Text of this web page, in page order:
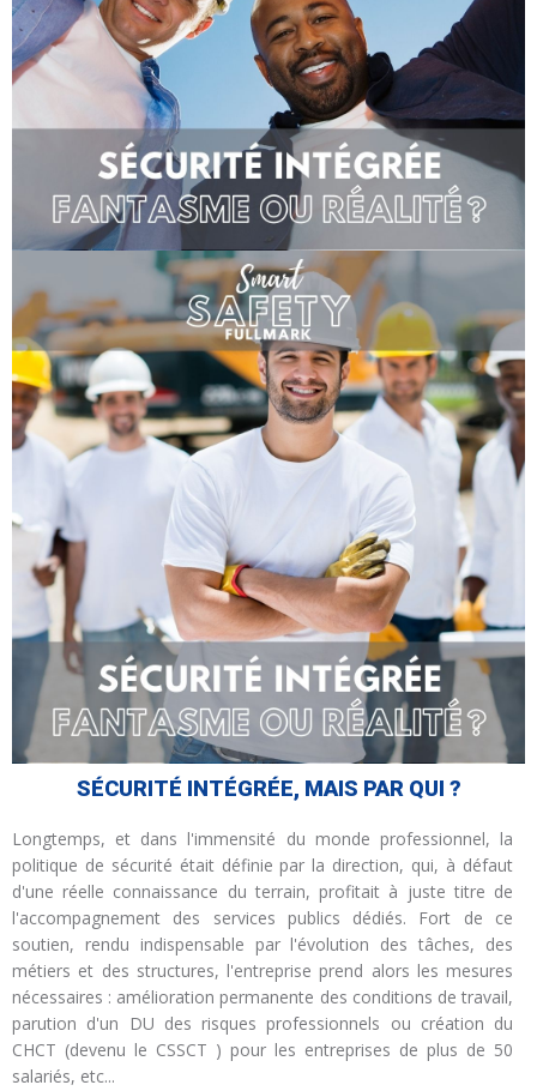
SÉCURITÉ INTÉGRÉE, MAIS PAR QUI ?
Longtemps, et dans l'immensité du monde professionnel, la
politique de sécurité était définie par la direction, qui, à défaut
d'une réelle connaissance du terrain, profitait à juste titre de
l'accompagnement des services publics dédiés. Fort de ce
soutien, rendu indispensable par l'évolution des tâches, des
métiers et des structures, l'entreprise prend alors les mesures
nécessaires : amélioration permanente des conditions de travail,
parution d'un DU des risques professionnels ou création du
CHCT (devenu le CSSCT ) pour les entreprises de plus de 50
salariés, etc...